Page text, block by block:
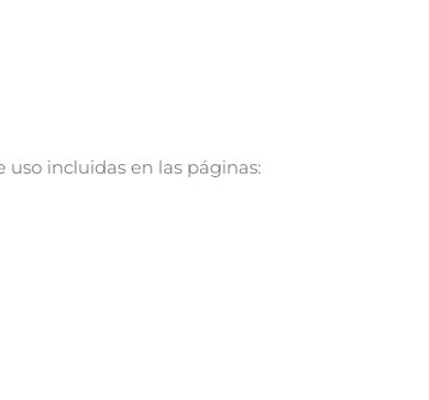
incluidas en las páginas: